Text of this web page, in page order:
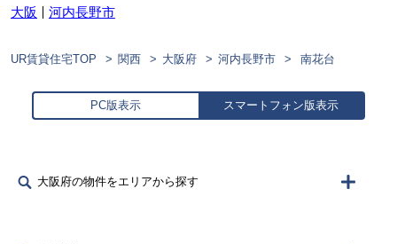
大阪
河内長野市
UR賃貸住宅TOP 関西 大阪府 河内長野市 南花台
PC版表示 スマートフォン版表示
大阪府の物件をエリアから探す